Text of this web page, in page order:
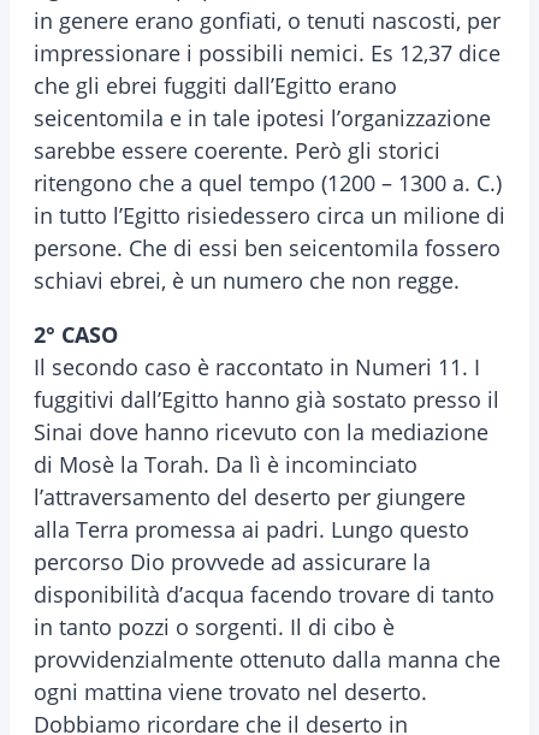
in genere erano gonfiati, o tenuti nascosti, per
impressionare i possibili nemici. Es 12,37 dice
che gli ebrei fuggiti dall’Egitto erano
seicentomila e in tale ipotesi l’organizzazione
sarebbe essere coerente. Però gli storici
ritengono che a quel tempo (1200 – 1300 a. C.)
in tutto l’Egitto risiedessero circa un milione di
persone. Che di essi ben seicentomila fossero
schiavi ebrei, è un numero che non regge.
2° CASO
Il secondo caso è raccontato in Numeri 11. I
fuggitivi dall’Egitto hanno già sostato presso il
Sinai dove hanno ricevuto con la mediazione
di Mosè la Torah. Da lì è incominciato
l’attraversamento del deserto per giungere
alla Terra promessa ai padri. Lungo questo
percorso Dio provvede ad assicurare la
disponibilità d’acqua facendo trovare di tanto
in tanto pozzi o sorgenti. Il di cibo è
provvidenzialmente ottenuto dalla manna che
ogni mattina viene trovato nel deserto.
Dobbiamo ricordare che il deserto in